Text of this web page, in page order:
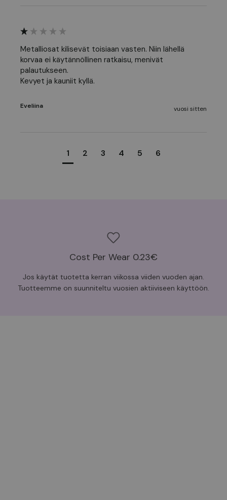
Eveliina
Metalliosat kilisevät toisiaan vasten. Niin lähellä
korvaa ei käytännöllinen ratkaisu, menivät
palautukseen.
Kevyet ja kauniit kyllä.
vuosi sitten
1 2 3 4 5 6
Cost Per Wear 0.23€
Jos käytät tuotetta kerran viikossa viiden vuoden ajan.
Tuotteemme on suunniteltu vuosien aktiiviseen käyttöön.